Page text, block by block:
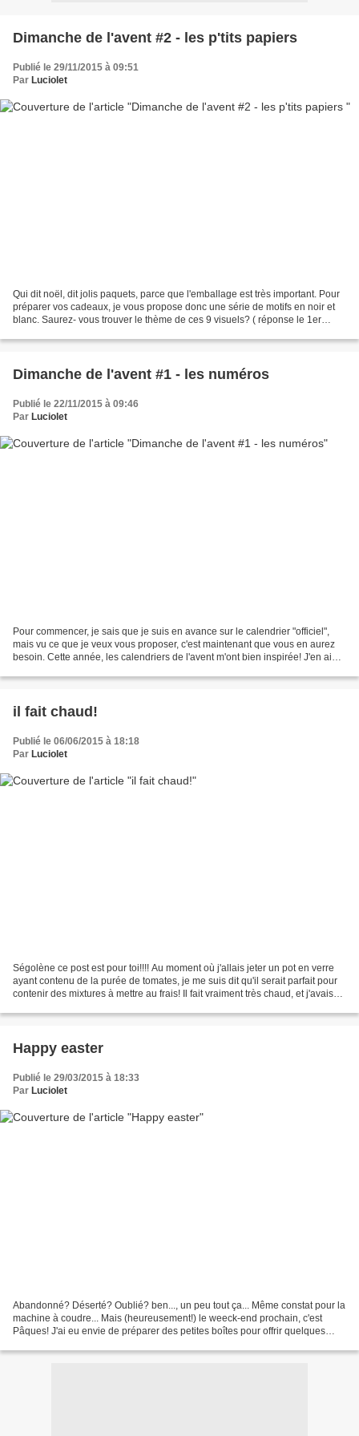
Dimanche de l'avent #2 - les p'tits papiers
Publié le 29/11/2015 à 09:51
Par Luciolet
Qui dit noël, dit jolis paquets, parce que l'emballage est très important. Pour
préparer vos cadeaux, je vous propose donc une série de motifs en noir et
blanc. Saurez- vous trouver le thème de ces 9 visuels? ( réponse le 1er
Dimanche de l'avent #1 - les numéros
Publié le 22/11/2015 à 09:46
Par Luciolet
Pour commencer, je sais que je suis en avance sur le calendrier "officiel",
mais vu ce que je veux vous proposer, c'est maintenant que vous en aurez
besoin. Cette année, les calendriers de l'avent m'ont bien inspirée! J'en ai
il fait chaud!
Publié le 06/06/2015 à 18:18
Par Luciolet
Ségolène ce post est pour toi!!!! Au moment où j'allais jeter un pot en verre
ayant contenu de la purée de tomates, je me suis dit qu'il serait parfait pour
contenir des mixtures à mettre au frais! Il fait vraiment très chaud, et j'avais
Happy easter
Publié le 29/03/2015 à 18:33
Par Luciolet
Abandonné? Déserté? Oublié? ben..., un peu tout ça... Même constat pour la
machine à coudre... Mais (heureusement!) le weeck-end prochain, c'est
Pâques! J'ai eu envie de préparer des petites boîtes pour offrir quelques